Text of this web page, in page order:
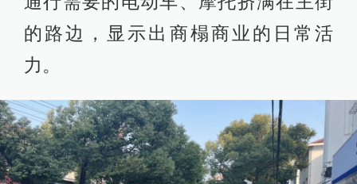
的路边，显示出商榻商业的日常活
力。